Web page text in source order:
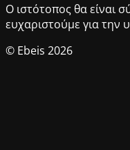
Ο ιστότοπος θα είναι
ευχαριστούμε για την
© Ebeis 2026